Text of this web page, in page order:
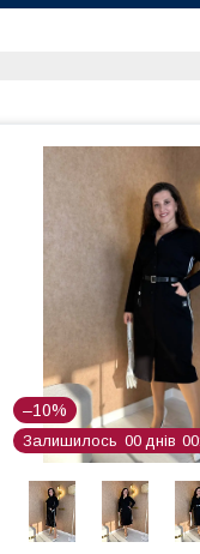
–10%
Залишилось 00 днів 00